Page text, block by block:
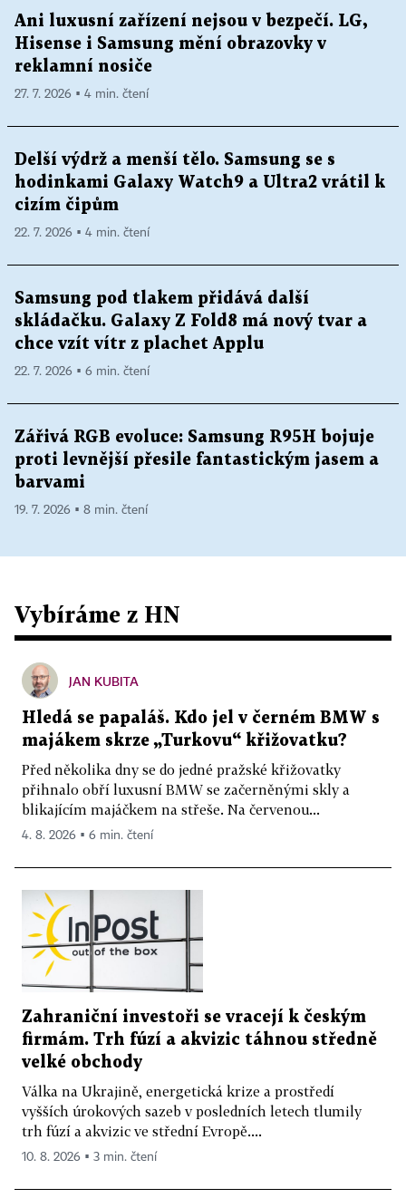
Ani luxusní zařízení nejsou v bezpečí. LG,
Hisense i Samsung mění obrazovky v
reklamní nosiče
27. 7. 2026 ▪ 4 min. čtení
Delší výdrž a menší tělo. Samsung se s
hodinkami Galaxy Watch9 a Ultra2 vrátil k
cizím čipům
22. 7. 2026 ▪ 4 min. čtení
Samsung pod tlakem přidává další
skládačku. Galaxy Z Fold8 má nový tvar a
chce vzít vítr z plachet Applu
22. 7. 2026 ▪ 6 min. čtení
Zářivá RGB evoluce: Samsung R95H bojuje
proti levnější přesile fantastickým jasem a
barvami
19. 7. 2026 ▪ 8 min. čtení
Vybíráme z HN
JAN KUBITA
Hledá se papaláš. Kdo jel v černém BMW s
majákem skrze „Turkovu“ křižovatku?
Před několika dny se do jedné pražské křižovatky
přihnalo obří luxusní BMW se začerněnými skly a
blikajícím majáčkem na střeše. Na červenou...
4. 8. 2026 ▪ 6 min. čtení
Zahraniční investoři se vracejí k českým
firmám. Trh fúzí a akvizic táhnou středně
velké obchody
Válka na Ukrajině, energetická krize a prostředí
vyšších úrokových sazeb v posledních letech tlumily
trh fúzí a akvizic ve střední Evropě....
10. 8. 2026 ▪ 3 min. čtení